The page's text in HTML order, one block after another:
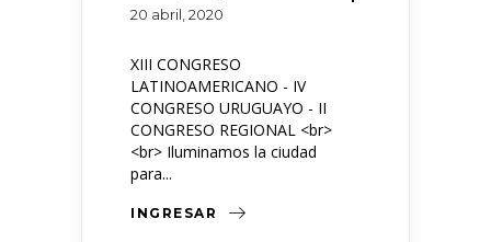
20 abril, 2020
XIII CONGRESO
LATINOAMERICANO - IV
CONGRESO URUGUAYO - II
CONGRESO REGIONAL <br>
<br> Iluminamos la ciudad
para...
INGRESAR